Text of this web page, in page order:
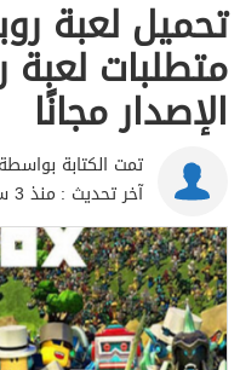
تحميل لعبة
متطلبات
الإصدار مجانًا
تمت الكتابة
آخر تحديث : منذ 3 سنوات